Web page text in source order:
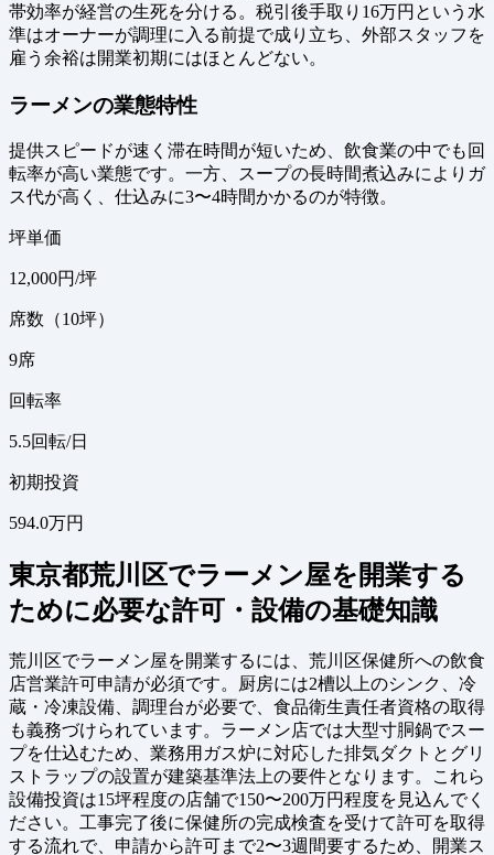
帯効率が経営の生死を分ける。税引後手取り16万円という水
準はオーナーが調理に入る前提で成り立ち、外部スタッフを
雇う余裕は開業初期にはほとんどない。
ラーメンの業態特性
提供スピードが速く滞在時間が短いため、飲食業の中でも回
転率が高い業態です。一方、スープの長時間煮込みによりガ
ス代が高く、仕込みに3〜4時間かかるのが特徴。
坪単価
12,000円/坪
席数（10坪）
9席
回転率
5.5回転/日
初期投資
594.0万円
東京都荒川区でラーメン屋を開業する
ために必要な許可・設備の基礎知識
荒川区でラーメン屋を開業するには、荒川区保健所への飲食
店営業許可申請が必須です。厨房には2槽以上のシンク、冷
蔵・冷凍設備、調理台が必要で、食品衛生責任者資格の取得
も義務づけられています。ラーメン店では大型寸胴鍋でスー
プを仕込むため、業務用ガス炉に対応した排気ダクトとグリ
ストラップの設置が建築基準法上の要件となります。これら
設備投資は15坪程度の店舗で150〜200万円程度を見込んでく
ださい。工事完了後に保健所の完成検査を受けて許可を取得
する流れで、申請から許可まで2〜3週間要するため、開業ス